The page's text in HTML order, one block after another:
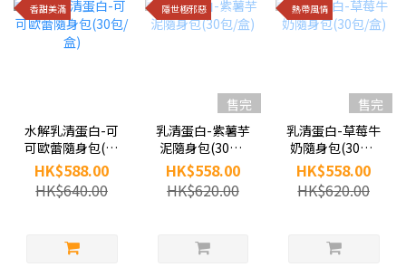
香甜美滿
水解乳清蛋白-可
可歐蕾隨身包(30
包/盒)
HK$588.00
HK$640.00
隱世極邪惡
售完
乳清蛋白-紫薯芋
泥隨身包(30包/
盒)
HK$558.00
HK$620.00
熱帶風情
售完
乳清蛋白-草莓牛
奶隨身包(30包/
盒)
HK$558.00
HK$620.00